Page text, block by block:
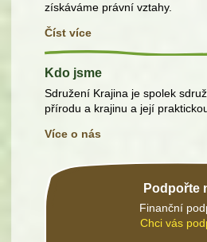
získáváme právní vztahy.
Číst více
Kdo jsme
Sdružení Krajina je spolek
přírodu a krajinu a její
Více o nás
Podpořte
Finanční
Chci vás